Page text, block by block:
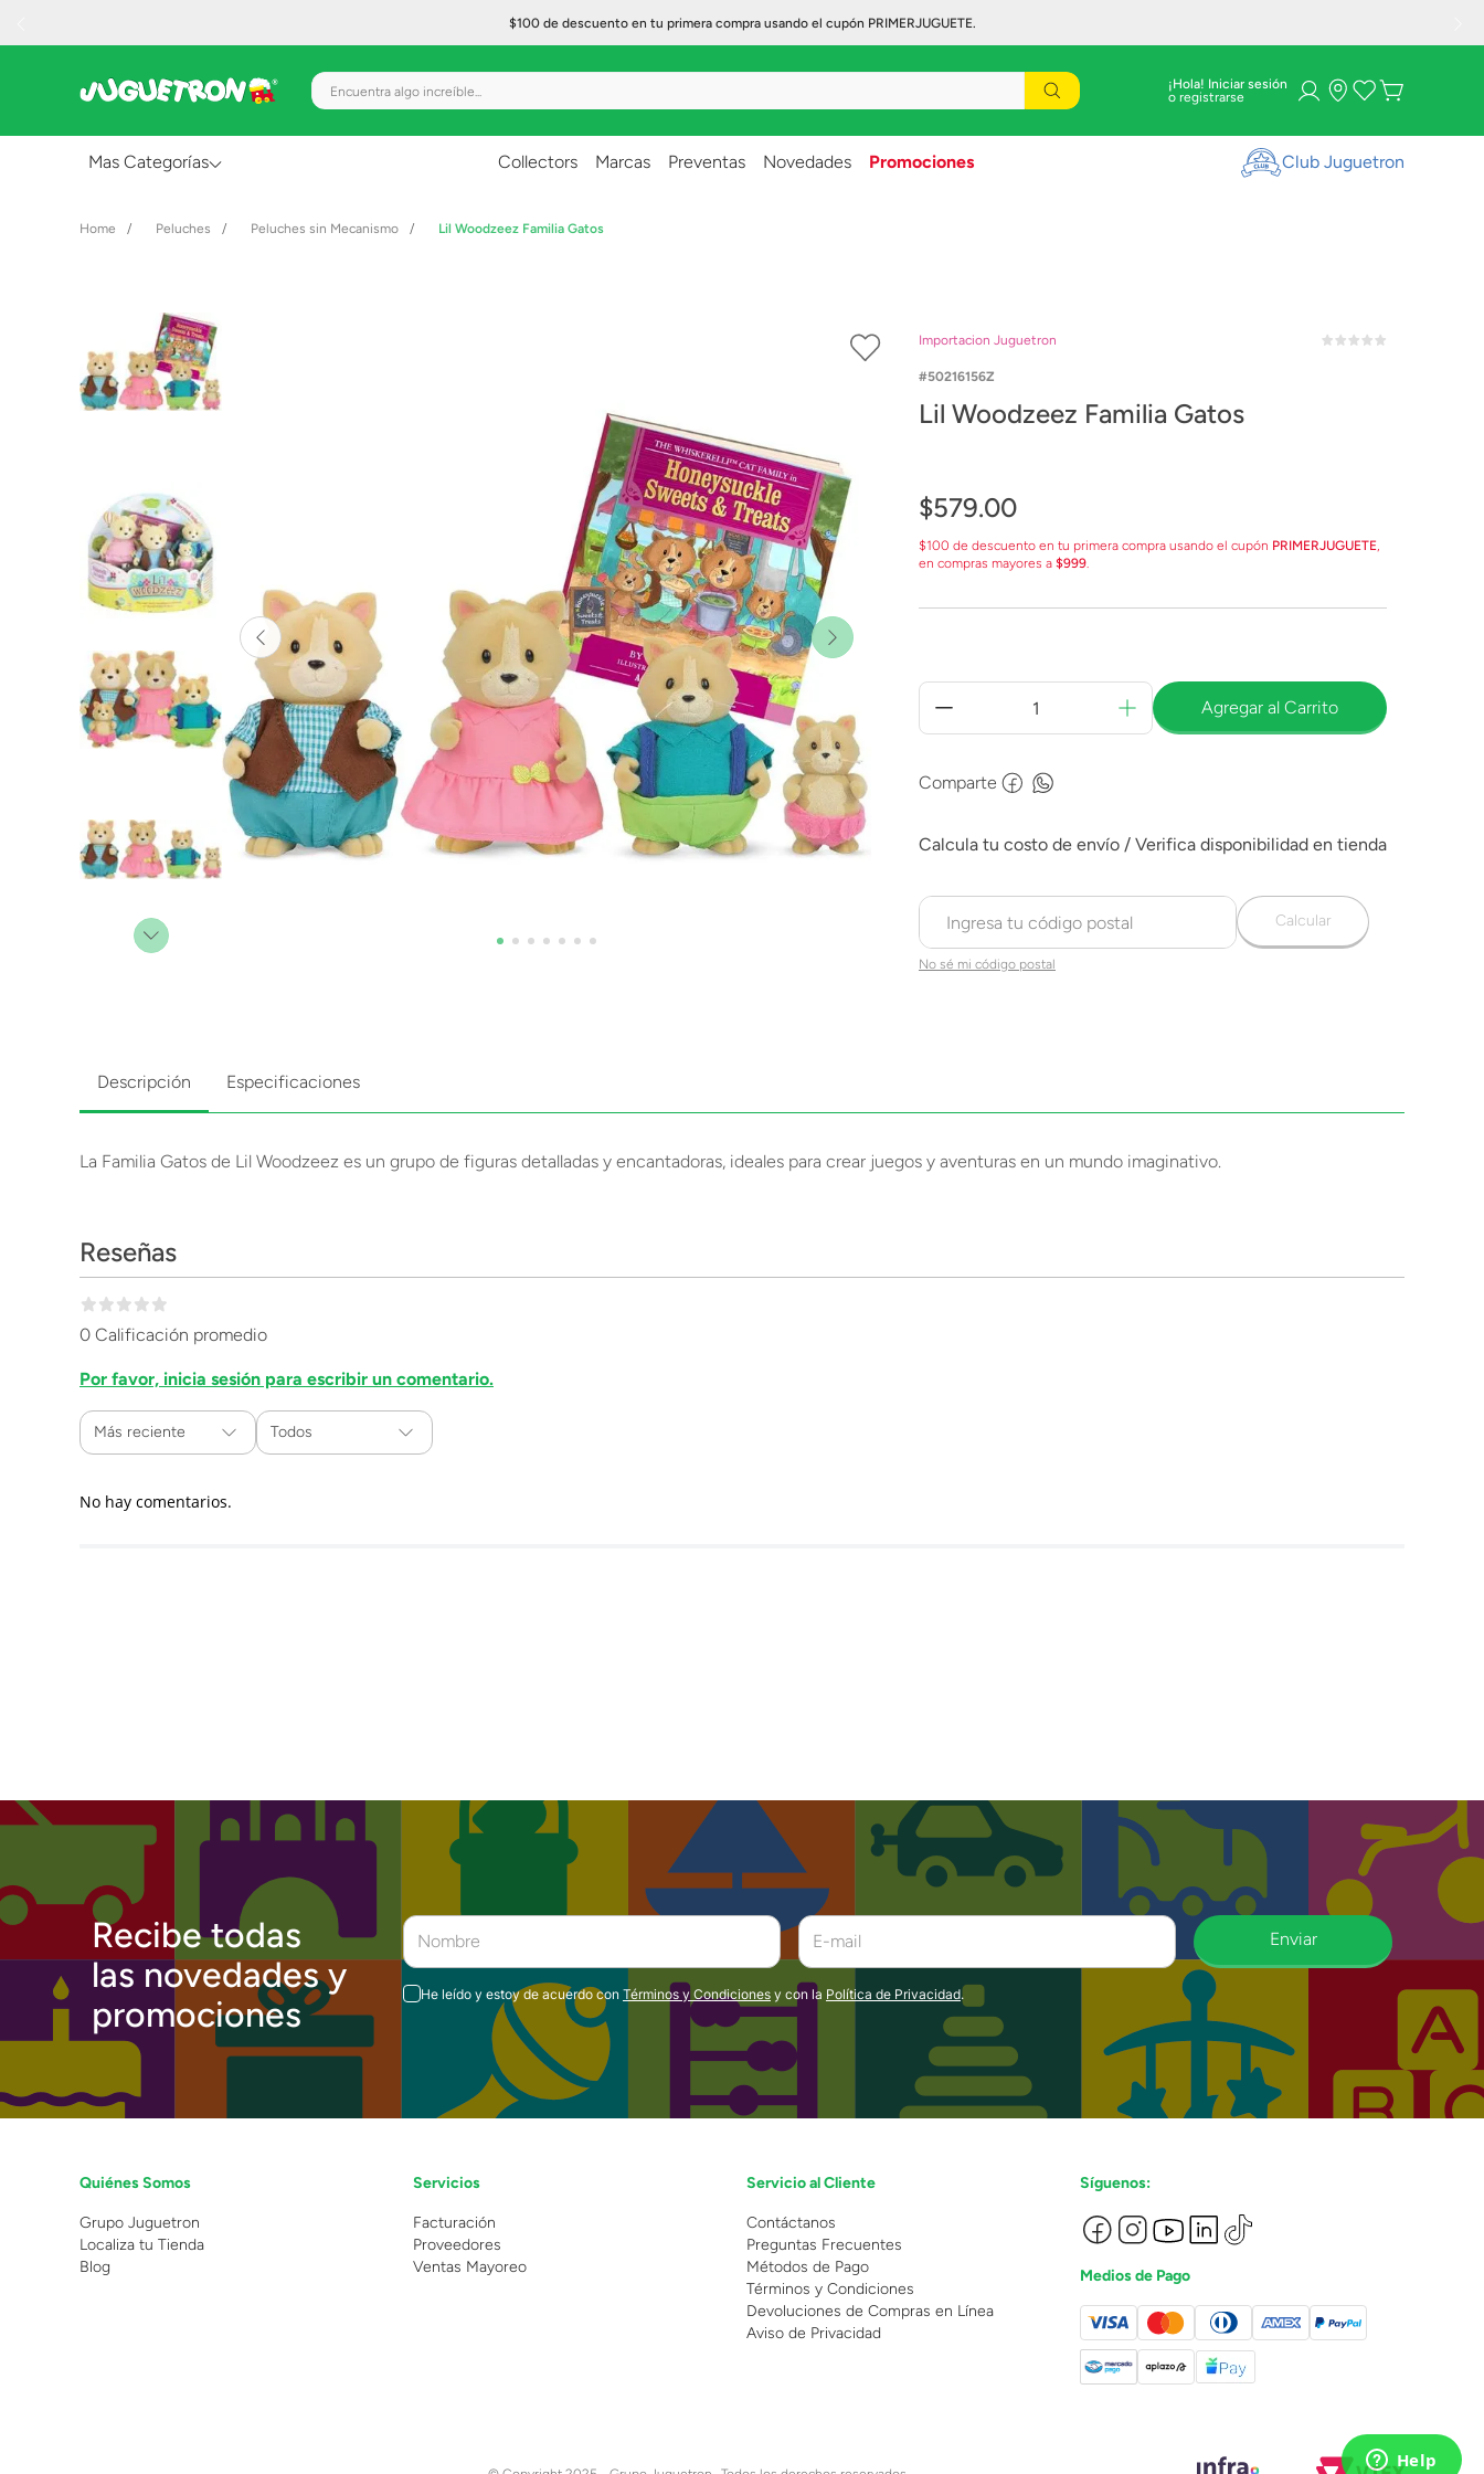
$100 de descuento en tu primera compra usando el cupón PRIMERJUGUETE.
Encuentra algo increíble... ¡Hola! Iniciar sesión
Mas Categorías
Creatividad y Arte
Figuras de Acción
Lanzadores
Muñecas
Construcción
Peluches
Vehículos y Pistas
Collectors Marcas Preventas Novedades Promociones Club Juguetron
Peluches Peluches sin Mecanismo Lil Woodzeez Familia Gatos
Importacion Juguetron
50216156Z
Lil Woodzeez Familia Gatos
$579.00
$100 de descuento en tu primera compra usando el cupón PRIMERJUGUETE,
en compras mayores a $999.
Agregar al Carrito
Comparte
No sé mi código postal
Calcular
Descripción Especificaciones
La Familia Gatos de Lil Woodzeez es un grupo de figuras detalladas y encantadoras, ideales para crear juegos y aventuras en un mundo imaginativo.
Reseñas
0 Calificación promedio
Por favor, inicia sesión para escribir un comentario.
Más reciente Todos
No hay comentarios.
Recibe todas
las novedades y
promociones
Enviar
He leído y estoy de acuerdo con Términos y Condiciones y con la Política de Privacidad.
Quiénes Somos
Grupo Juguetron
Localiza tu Tienda
Blog
Servicios
Facturación
Proveedores
Ventas Mayoreo
Servicio al Cliente
Contáctanos
Preguntas Frecuentes
Métodos de Pago
Términos y Condiciones
Devoluciones de Compras en Línea
Aviso de Privacidad
Síguenos:
Medios de Pago